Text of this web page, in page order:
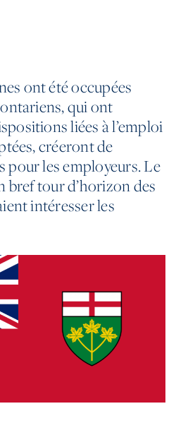
ont été occupées
qui ont
liées à l’emploi
créeront de
pour les employeurs. Le
bref tour d’horizon des
intéresser les